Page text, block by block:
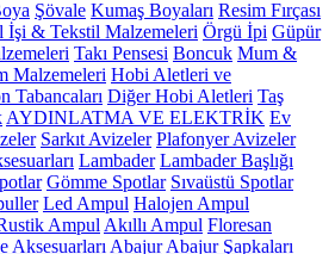
Şövale Kumaş Boyaları Resim Fırçası
İşi & Tekstil Malzemeleri Örgü İpi Güpür
Takı Pensesi Boncuk Mum &
Malzemeleri Hobi Aletleri ve
Tabancaları Diğer Hobi Aletleri Taş
AYDINLATMA VE ELEKTRİK Ev
Sarkıt Avizeler Plafonyer Avizeler
Lambader Lambader Başlığı
Gömme Spotlar Sıvaüstü Spotlar
Led Ampul Halojen Ampul
Ampul Akıllı Ampul Floresan
Aksesuarları Abajur Abajur Şapkaları